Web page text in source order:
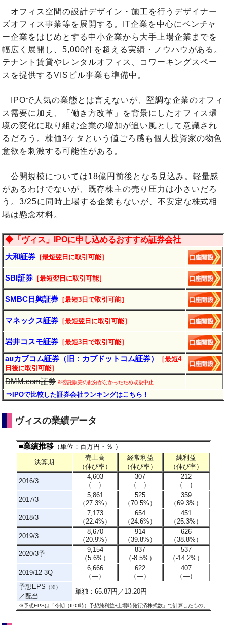
オフィス空間の設計デザイン・施工を行うデザイナー
ズオフィス事業等を展開する。IT企業を中心にベンチャ
ー企業をはじめとする中小企業から大手上場企業までを
幅広く展開し、5,000件を超える実績・ノウハウがある。
テナント賃貸やレンタルオフィス、コワーキングスペー
スを提供するVISビル事業も準備中。
IPOで人気の業態とは言えないが、堅調な企業のオフィ
ス需要に加え、「働き方改革」を背景にしたオフィス環
境の変化に取り組む企業の増加が追い風として意識され
るだろう。株価3ケタという値ごろ感も個人投資家の物色
意欲を刺激する可能性がある。
公開規模については18億円前後となる見込み。軽量感
があるわけでないが、既存株主の売り圧力は小さいだろ
う。3/25に同時上場する企業もないが、不安定な株式相
場は懸念材料。
◆「ヴィス」IPOに申し込めるおすすめ証券会社
大和証券 ［最短翌日に取引可能］
SBI証券 ［最短翌日に取引可能］
SMBC日興証券 ［最短3日で取引可能］
マネックス証券 ［最短翌日に取引可能］
岩井コスモ証券 ［最短3日で取引可能］
auカブコム証券（旧：カブドットコム証券）
［最短4
日後に取引可能］
DMM.com証券※委託販売の配分がなかったため取扱中止
⇒IPOで比較した証券会社ランキングはこちら！
ヴィスの業績データ
■業績推移（単位：百万円・％ ）
決算期
売上高
（伸び率）
経常利益
（伸び率）
純利益
（伸び率）
2016/3
4,603
（―）
307
（―）
212
（―）
2017/3
5,861
（27.3%）
525
（70.5% ）
359
（69.3% ）
2018/3
7,173
（22.4%）
654
（24.6% ）
451
（25.3% ）
2019/3
8,670
（20.9%）
914
（39.8% ）
626
（38.8% ）
2020/3予
9,154
（5.6%）
837
（-8.5% ）
537
（-14.2% ）
2019/12 3Q
6,666
（―）
622
（―）
407
（―）
予想EPS （※）
／配当
単独：65.87円／13.20円
※予想EPSは「今期（IPO時）予想純利益÷上場時発行済株式数」で計算したもの。